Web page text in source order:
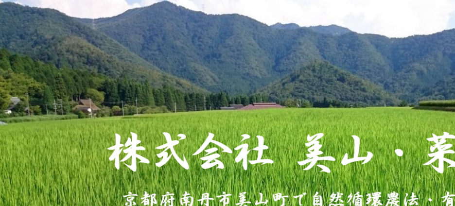
コ
ン
テ
ン
ツ
へ
ス
キ
ッ
プ
株式会社 美
美舎
京都府南丹市美山町で自然循環農法・有機農法で作った米・野菜の販売を行って